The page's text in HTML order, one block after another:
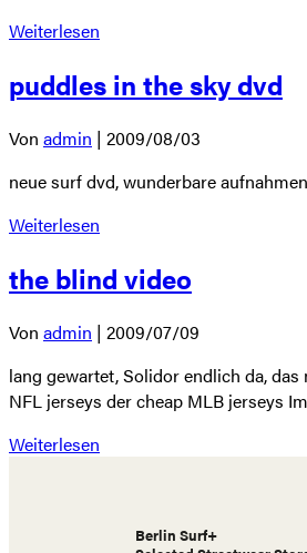
Weiterlesen
puddles in the sky dvd
Von admin | 2009/08/03
neue surf dvd, wunderbare
Weiterlesen
the blind video
Von admin | 2009/07/09
lang gewartet, Solidor endlich da,
NFL jerseys der cheap MLB jerseys
Weiterlesen
Berlin Surf+